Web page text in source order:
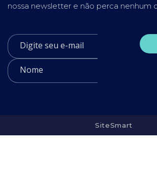
nossa newsletter e não perca nenhum
SiteSmart